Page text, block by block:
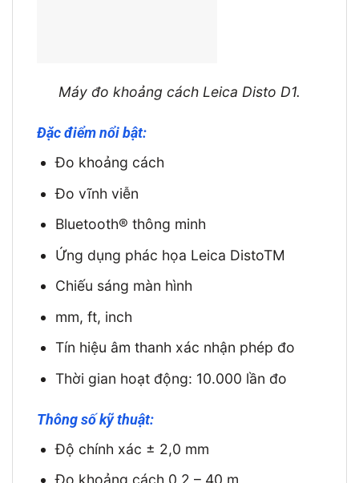
Máy đo khoảng cách Leica Disto D1.
Đặc điểm nổi bật:
Đo khoảng cách
Đo vĩnh viễn
Bluetooth® thông minh
Ứng dụng phác họa Leica DistoTM
Chiếu sáng màn hình
mm, ft, inch
Tín hiệu âm thanh xác nhận phép đo
Thời gian hoạt động: 10.000 lần đo
Thông số kỹ thuật:
Độ chính xác ± 2,0 mm
Đo khoảng cách 0,2 – 40 m